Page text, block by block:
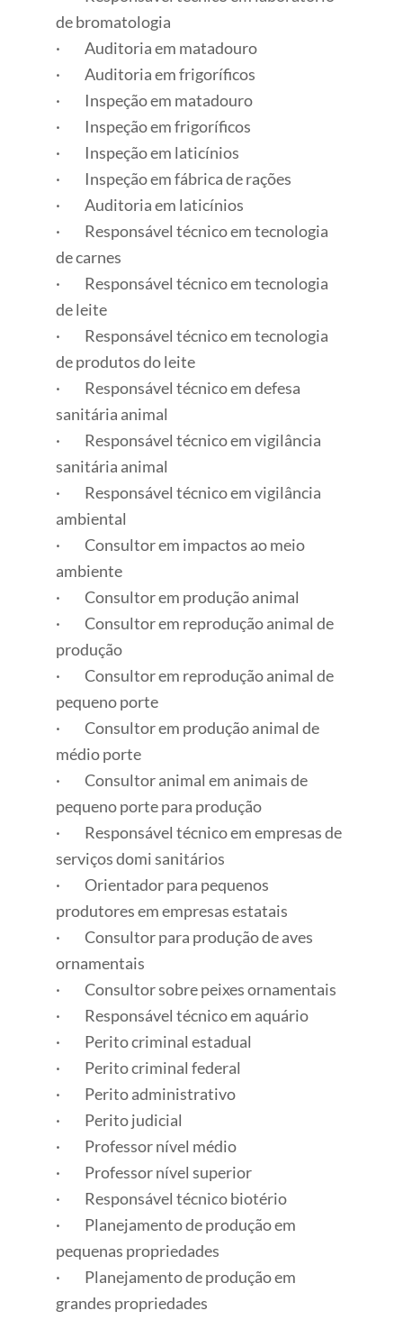
de bromatologia
· Auditoria em matadouro
· Auditoria em frigoríficos
· Inspeção em matadouro
· Inspeção em frigoríficos
· Inspeção em laticínios
· Inspeção em fábrica de rações
· Auditoria em laticínios
· Responsável técnico em tecnologia
de carnes
· Responsável técnico em tecnologia
de leite
· Responsável técnico em tecnologia
de produtos do leite
· Responsável técnico em defesa
sanitária animal
· Responsável técnico em vigilância
sanitária animal
· Responsável técnico em vigilância
ambiental
· Consultor em impactos ao meio
ambiente
· Consultor em produção animal
· Consultor em reprodução animal de
produção
· Consultor em reprodução animal de
pequeno porte
· Consultor em produção animal de
médio porte
· Consultor animal em animais de
pequeno porte para produção
· Responsável técnico em empresas de
serviços domi sanitários
· Orientador para pequenos
produtores em empresas estatais
· Consultor para produção de aves
ornamentais
· Consultor sobre peixes ornamentais
· Responsável técnico em aquário
· Perito criminal estadual
· Perito criminal federal
· Perito administrativo
· Perito judicial
· Professor nível médio
· Professor nível superior
· Responsável técnico biotério
· Planejamento de produção em
pequenas propriedades
· Planejamento de produção em
grandes propriedades